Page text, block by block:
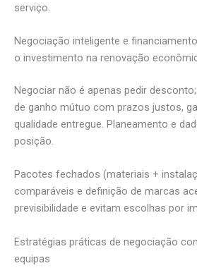
serviço.
Negociação inteligente e
o investimento na renovação
Negociar não é apenas pedir
de ganho mútuo com prazos justos,
qualidade entregue. Planeamento e
posição.
Pacotes fechados (materiais +
comparáveis e definição de marcas
previsibilidade e evitam escolhas por
Estratégias práticas de negociação
equipas